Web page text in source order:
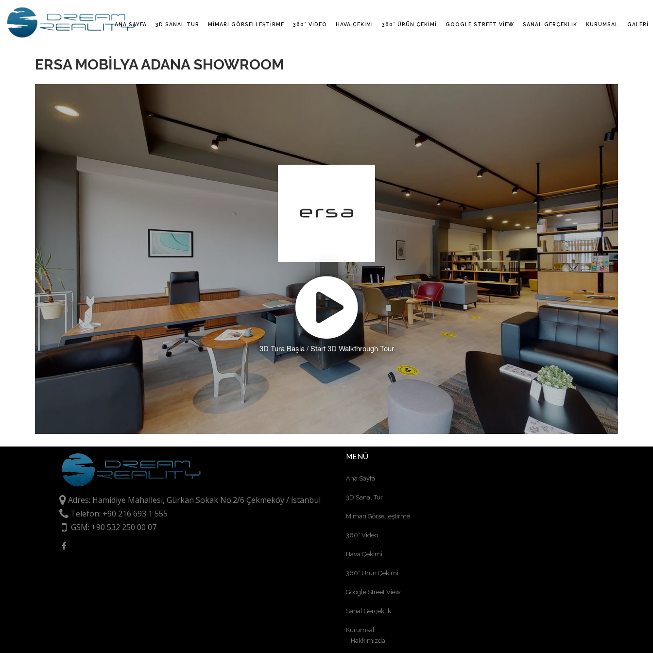
ANA SAYFA 3D SANAL TUR MIMARI GÖRSELLEŞTIRME 360° VIDEO HAVA ÇEKIMI 360° ÜRÜN ÇEKIMI GOOGLE STREET VIEW SANAL GERÇEKLIK KURUMSAL GALERI
ERSA MOBİLYA ADANA SHOWROOM
3D Tura Başla / Start 3D Walkthrough Tour
Adres: Hamidiye Mahallesi, Gürkan Sokak No:2/6 Çekmeköy / İstanbul
Telefon: +90 216 693 1 555
GSM: +90 532 250 00 07
MENÜ
Ana Sayfa
3D Sanal Tur
Mimari Görselleştirme
360° Video
Hava Çekimi
360° Ürün Çekimi
Google Street View
Sanal Gerçeklik
Kurumsal
Hakkımızda